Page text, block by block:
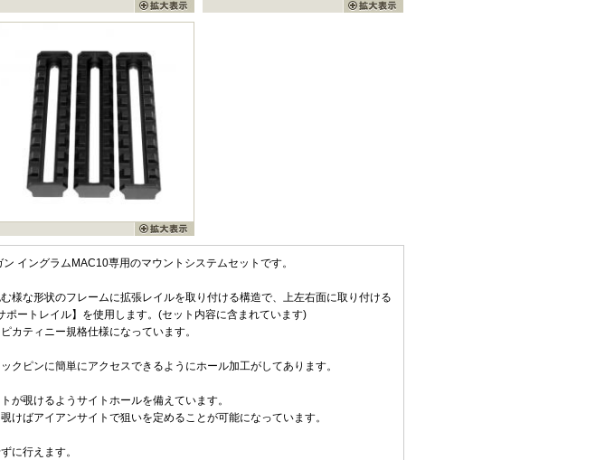
イングラムMAC10専用のマウントシステムセットです。
様な形状のフレームに拡張レイルを取り付ける構造で、上左右面に取り付ける
ートレイル】を使用します。(セット内容に含まれています)
カティニー規格仕様になっています。
クピンに簡単にアクセスできるようにホール加工がしてあります。
が覗けるようサイトホールを備えています。
けばアイアンサイトで狙いを定めることが可能になっています。
に行えます。